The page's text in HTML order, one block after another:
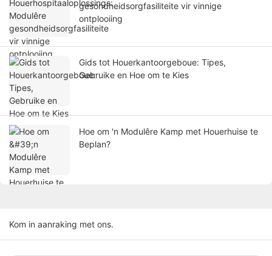
gesondheidsorgfasiliteite vir vinnige
ontplooiing
Gids tot Houerkantoorgeboue: Tipes,
Gebruike en Hoe om te Kies
Hoe om 'n Modulêre Kamp met Houerhuise te
Beplan?
Kom in aanraking met ons.